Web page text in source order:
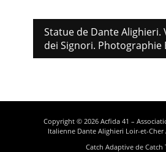
Statue de Dante Alighieri.
dei Signori.
Copyright © 2026 Acfida 41 –
Italienne Dante Alighieri Loir-et-Cher
Catch Adaptive de Catch